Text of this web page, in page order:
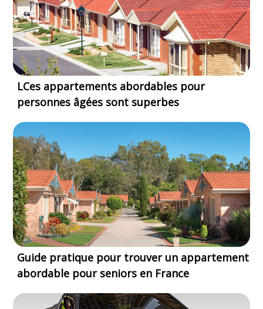
LCes appartements abordables pour
personnes âgées sont superbes
Guide pratique pour trouver un appartement
abordable pour seniors en France